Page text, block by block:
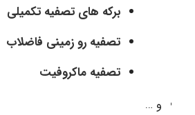
برکه های تصفیه تکمیلی
تصفیه رو زمینی فاضلاب
تصفیه ماکروفیت
و …